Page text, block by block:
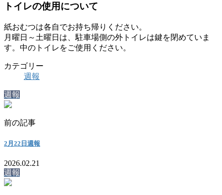
トイレの使用について
紙おむつは各自でお持ち帰りください。
月曜日～土曜日は、駐車場側の外トイレは鍵を閉めていま
す。中のトイレをご使用ください。
カテゴリー
週報
週報
前の記事
2月22日週報
2026.02.21
週報